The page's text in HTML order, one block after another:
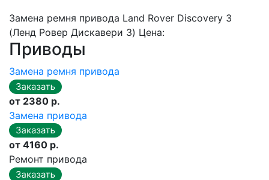
Замена ремня привода Land Rover Discovery 3
(Ленд Ровер Дискавери 3) Цена:
Приводы
Замена ремня привода
от 2380 р.
Замена привода
от 4160 р.
Ремонт привода